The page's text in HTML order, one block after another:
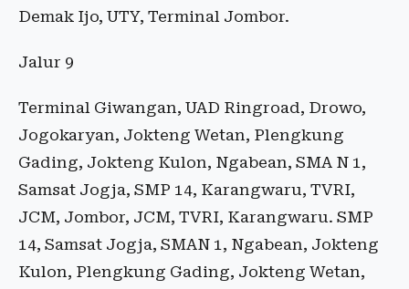
Demak Ijo, UTY, Terminal Jombor.
Jalur 9
Terminal Giwangan, UAD Ringroad, Drowo,
Jogokaryan, Jokteng Wetan, Plengkung
Gading, Jokteng Kulon, Ngabean, SMA N 1,
Samsat Jogja, SMP 14, Karangwaru, TVRI,
JCM, Jombor, JCM, TVRI, Karangwaru. SMP
14, Samsat Jogja, SMAN 1, Ngabean, Jokteng
Kulon, Plengkung Gading, Jokteng Wetan,